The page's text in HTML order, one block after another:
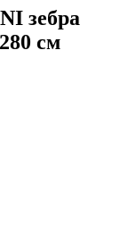
зебра
см